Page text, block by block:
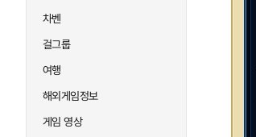
차벤
걸그룹
여행
해외게임정보
게임 영상